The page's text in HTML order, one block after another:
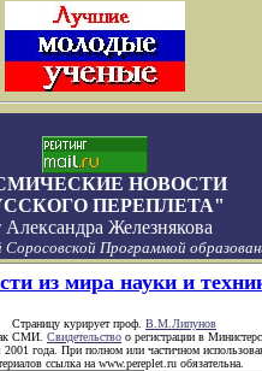
НОВОСТИ
ПЕРЕПЛЕТА"
Александра Железнякова
Программой
из мира науки и
Страницу курирует проф. В.М.Липунов
СМИ. Свидетельство о регистрации в
2001 года. При полном или частичном
ссылка на www.pereplet.ru обязательна.